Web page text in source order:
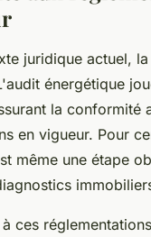
juridique actuel,
énergétique
la conformité
en vigueur. Pour
même une étape
ces